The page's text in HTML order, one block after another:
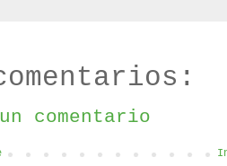
comentario